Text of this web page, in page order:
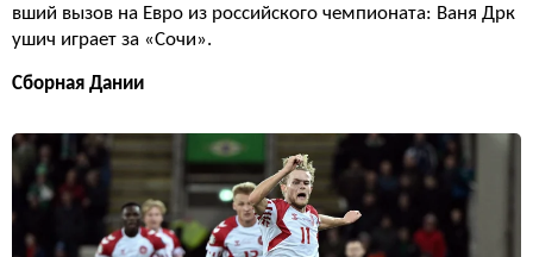
вший вызов на Евро из российского чемпионата: Ваня Дрк
ушич играет за «Сочи».
Сборная Дании